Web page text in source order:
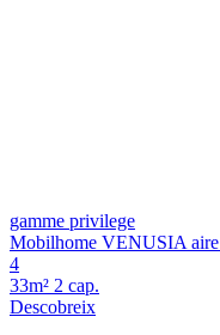
gamme privilege
Mobilhome VENUSIA
4
33m² 2 cap.
Descobreix